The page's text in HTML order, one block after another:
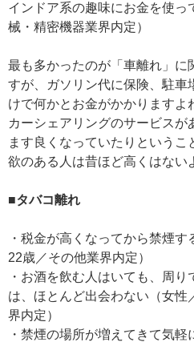
インドア系の趣味にお金を使っ
械・精密機器業界内定）
最も多かったのが「車離れ」に
すが、ガソリン代に保険、駐車
けで何かとお金がかかりますよ
カーシェアリングのサービスが
ます良くなっていたりという
欲のある人は昔ほど高くはない
■タバコ離れ
・税金が高くなってから禁煙
22歳／その他業界内定）
・お酒を飲む人はいても、周
は、ほとんど出会わない（女性
界内定）
・禁煙の場所が増えてきて気